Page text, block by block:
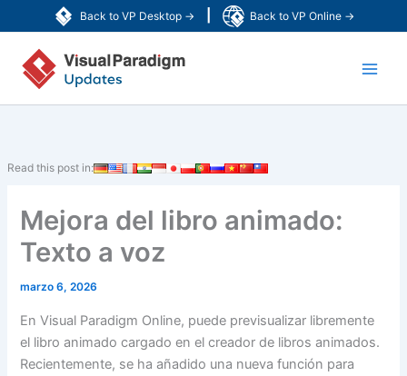
Back to VP Desktop → Back to VP Online →
al
contenido
Read this post in:
Mejora del libro animado:
Texto a voz
marzo 6, 2026
En Visual Paradigm Online, puede previsualizar libremente
el libro animado cargado en el creador de libros animados.
Recientemente, se ha añadido una nueva función para